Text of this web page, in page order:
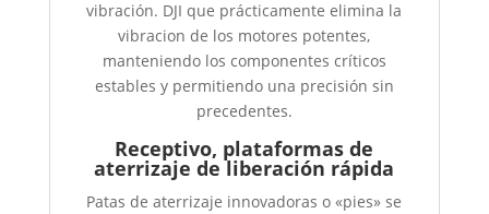
vibración. DJI que prácticamente elimina la
vibracion de los motores potentes,
manteniendo los componentes críticos
estables y permitiendo una precisión sin
precedentes.
Receptivo, plataformas de
aterrizaje de liberación rápida
Patas de aterrizaje innovadoras o «pies» se